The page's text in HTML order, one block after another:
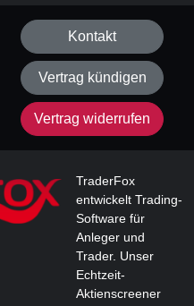
Kontakt
Vertrag kündigen
Vertrag widerrufen
TraderFox
entwickelt Trading-
Software für
Anleger und
Trader. Unser
Echtzeit-
Aktienscreener